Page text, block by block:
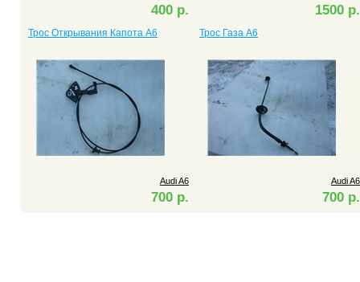
400 р. 1500 р.
Трос Открывания Капота A6
Audi A6
700 р.
Трос Газа A6
Audi A6
700 р.